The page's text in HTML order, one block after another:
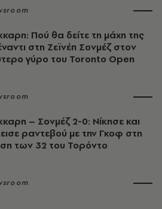
Πού θα δείτε τη μάχη της
στη Ζεϊνέπ Σονμέζ στον
γύρο του Toronto Open
– Σονμέζ 2-0: Νίκησε και
ραντεβού με την Γκοφ στη
των 32 του Τορόντο